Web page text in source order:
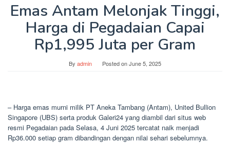
Emas Antam Melonjak Tinggi,
Harga di Pegadaian Capai
Rp1,995 Juta per Gram
By admin Posted onJune 5, 2025
– Harga emas murni milik PT Aneka Tambang (Antam), United Bullion
Singapore (UBS) serta produk Galeri24 yang diambil dari situs web
resmi Pegadaian pada Selasa, 4 Juni 2025 tercatat naik menjadi
Rp36.000 setiap gram dibandingan dengan nilai sehari sebelumnya.